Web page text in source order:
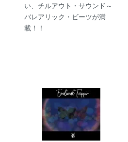
い、チルアウト・サウンド～
バレアリック・ビーツが満
載！！